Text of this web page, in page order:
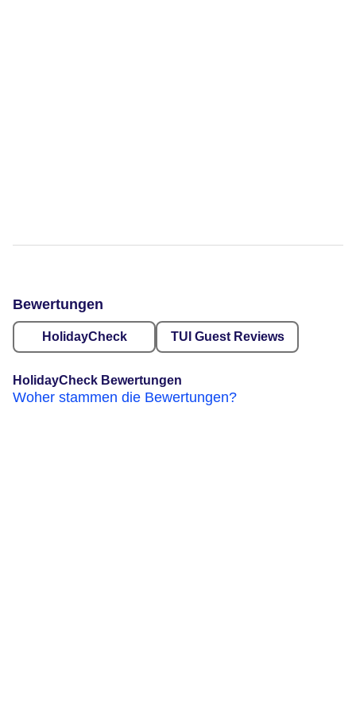
Bewertungen
HolidayCheck TUI Guest Reviews
HolidayCheck Bewertungen
Woher stammen die Bewertungen?